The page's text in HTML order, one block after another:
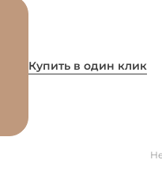
Купить в один клик